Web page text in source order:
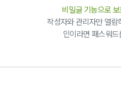
비밀글 기능으로
작성자와 관리자만 열람
인이라면 패스워